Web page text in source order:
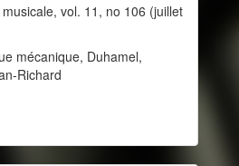
vol. 11, no 106 (juillet
mécanique, Duhamel,
Richard